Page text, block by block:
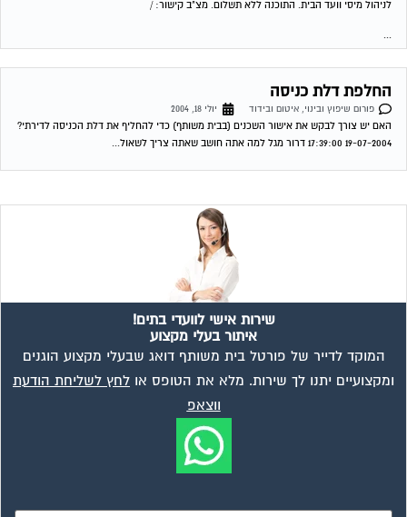
לניהול מיסי וועד הבית. התוכנה ללא תשלום. מצ"ב קישור: /
החלפת דלת כניסה
פורום שיפוץ ובינוי, איטום ובידוד
יולי 18, 2004
האם יש צורך לבקש את אישור השכנים (בבית משותף) כדי להחליף את דלת הכניסה לדירתי?
19-07-2004 17:39:00 דרור מגל למה אתה חושב שאתה צריך לשאול...
שירות אישי לוועדי בתים!
איתור בעלי מקצוע
המוקד לדייר של פורטל בית משותף דואג שבעלי מקצוע הוגנים
ומקצועיים יתנו לך שירות. מלא את הטופס אולחץ לשליחת הודעת
ווצאפ